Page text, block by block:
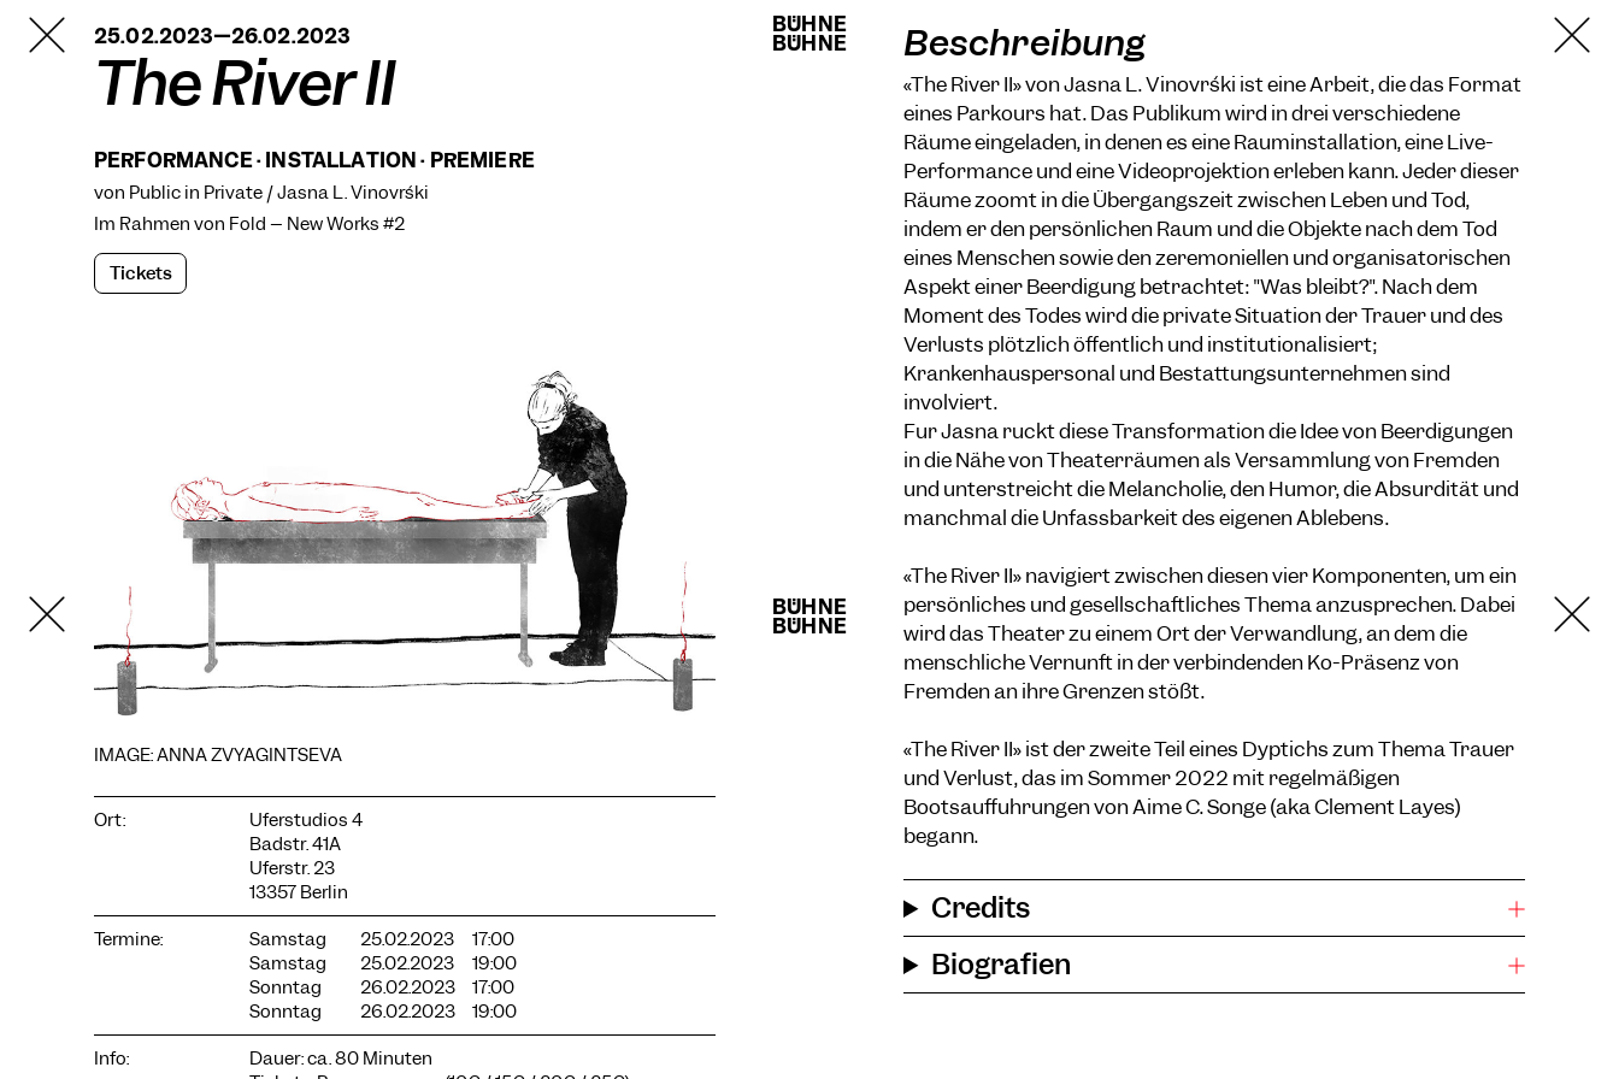
TANZFABRIK
BERLIN
BÜHNE
BÜHNE
BÜHNE
BÜHNE
25.02.2023—26.02.2023
The River II
PERFORMANCE · INSTALLATION · PREMIERE
von Public in Private / Jasna L. Vinovrški
Im Rahmen von Fold – New Works #2
Tickets
IMAGE: ANNA ZVYAGINTSEVA
Ort:
Uferstudios 4
Badstr. 41A
Uferstr. 23
13357 Berlin
Termine:
Samstag 25.02.2023
17:00
Samstag
25.02.2023
19:00
Sonntag
26.02.2023
17:00
Sonntag
26.02.2023
19:00
Info:
Dauer: ca. 80 Minuten
Beschreibung
«The River II» von Jasna L. Vinovrški ist eine Arbeit, die das Format
eines Parkours hat. Das Publikum wird in drei verschiedene
Räume eingeladen, in denen es eine Rauminstallation, eine Live-
Performance und eine Videoprojektion erleben kann. Jeder dieser
Räume zoomt in die Übergangszeit zwischen Leben und Tod,
indem er den persönlichen Raum und die Objekte nach dem Tod
eines Menschen sowie den zeremoniellen und organisatorischen
Aspekt einer Beerdigung betrachtet: "Was bleibt?". Nach dem
Moment des Todes wird die private Situation der Trauer und des
Verlusts plötzlich öffentlich und institutionalisiert;
Krankenhauspersonal und Bestattungsunternehmen sind
involviert.
Für Jasna rückt diese Transformation die Idee von Beerdigungen
in die Nähe von Theaterräumen als Versammlung von Fremden
und unterstreicht die Melancholie, den Humor, die Absurdität und
manchmal die Unfassbarkeit des eigenen Ablebens.
«The River II» navigiert zwischen diesen vier Komponenten, um ein
persönliches und gesellschaftliches Thema anzusprechen. Dabei
wird das Theater zu einem Ort der Verwandlung, an dem die
menschliche Vernunft in der verbindenden Ko-Präsenz von
Fremden an ihre Grenzen stößt.
«The River II» ist der zweite Teil eines Dyptichs zum Thema Trauer
und Verlust, das im Sommer 2022 mit regelmäßigen
Bootsaufführungen von Aimé C. Songe (aka Clément Layes)
begann.
Credits
Biografien
COOKIE-EINSTELLUNGEN
Wir verwenden Cookies und Inhalte externer Anbieter auf
unserer Website. Notwendige Cookies sind essenziell, damit
die Website weiterzuentwickeln. Sie können Ihre Einwilligung
jederzeit widerrufen. Bitte besuchen Sie unsere
Datenschutzerklärung für weitere Informationen. Unten
können Sie auswählen, welche Technologien Sie zulassen
Notwendige Cookies